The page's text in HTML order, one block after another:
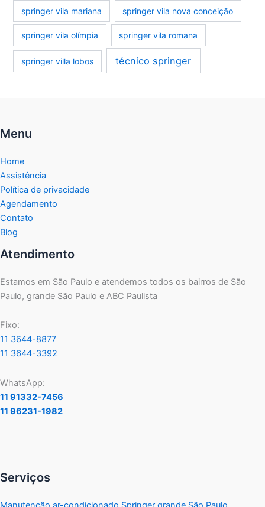
springer vila mariana springer vila nova conceição
springer vila olímpia springer vila romana
springer villa lobos técnico springer
Menu
Home
Assistência
Política de privacidade
Agendamento
Contato
Blog
Atendimento
Estamos em São Paulo e atendemos todos os bairros de São
Paulo, grande São Paulo e ABC Paulista
Fixo:
11 3644-8877
11 3644-3392
WhatsApp:
11 91332-7456
11 96231-1982
Serviços